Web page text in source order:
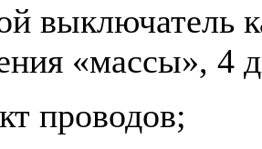
выключатель
«массы», 4
проводов;